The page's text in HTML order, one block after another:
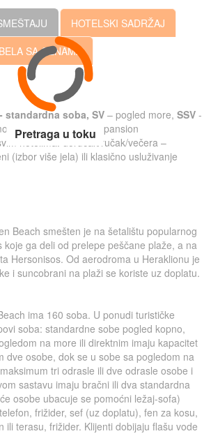
HOTELSKI SADRŽAJ
SA CENAMA
standardna soba, SV – pogled more, SSV -
, half board– polupansion
hotelima: doručak/ručak/večera –
(izbor više jela) ili klasično usluživanje
Beach smešten je na šetalištu popularnog
koje ga deli od prelepe peščane plaže, a na
Hersonisos. Od aerodroma u Heraklionu je
i suncobrani na plaži se koriste uz doplatu.
ima 160 soba. U ponudi turističke
soba: standardne sobe pogled kopno,
na more ili direktnim imaju kapacitet
dve osobe, dok se u sobe sa pogledom na
tri odrasle ili dve odrasle osobe i
sastavu imaju bračni ili dva standardna
osobe ubacuje se pomoćni ležaj-sofa)
frižider, sef (uz doplatu), fen za kosu,
ili terasu, frižider. Klijenti dobijaju flašu vode
Pretraga u toku